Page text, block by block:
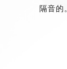
隔音的